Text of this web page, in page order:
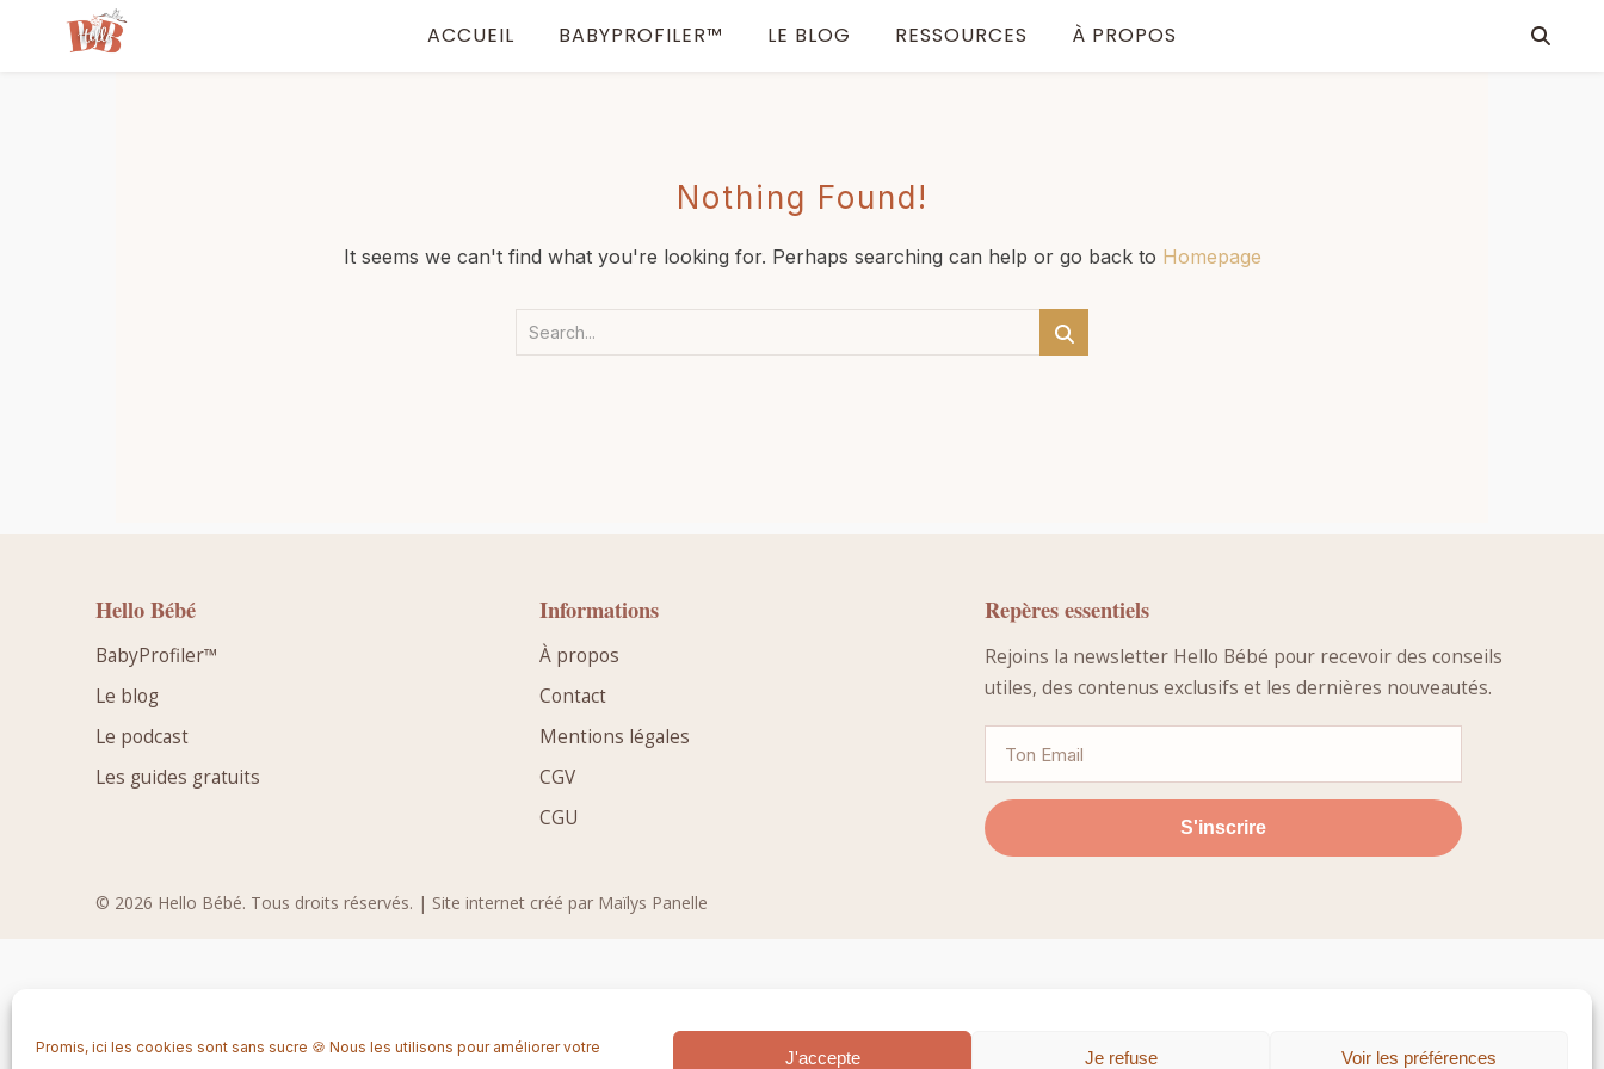
Promis, ici les cookies sont sans sucre 🍪 Nous les utilisons pour améliorer votre J'accepte Je refuse Voir les préférences
ACCUEIL BABYPROFILER™ LE BLOG RESSOURCES À PROPOS
Nothing Found!
It seems we can't find what you're looking for. Perhaps searching can help or go back to Homepage
Hello Bébé
BabyProfiler™
Le blog
Le podcast
Les guides gratuits
Informations
À propos
Contact
Mentions légales
CGV
CGU
Repères essentiels
Rejoins la newsletter Hello Bébé pour recevoir des conseils
utiles, des contenus exclusifs et les dernières nouveautés.
S'inscrire
© 2026 Hello Bébé. Tous droits réservés. | Site internet créé par Maïlys Panelle